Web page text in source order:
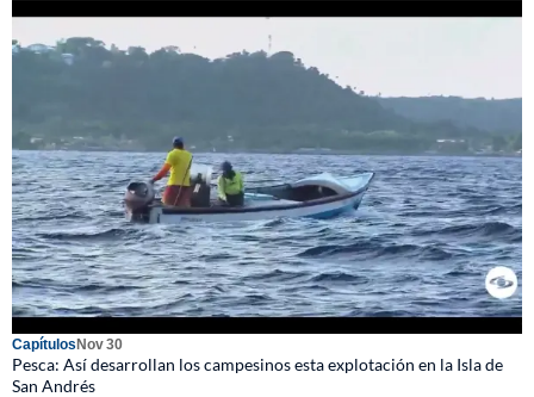
CapítulosNov 30
Pesca: Así desarrollan los campesinos esta explotación en la Isla de
San Andrés